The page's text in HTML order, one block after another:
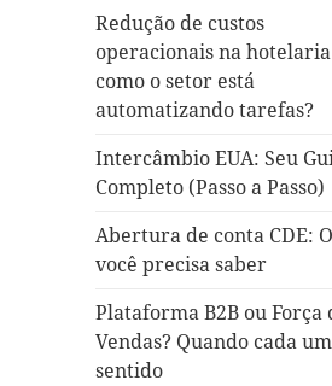
Redução de custos
operacionais na
como o setor está
automatizando tarefas?
Intercâmbio EUA: Seu
Completo (Passo a Passo)
Abertura de conta CDE:
você precisa saber
Plataforma B2B ou Força
Vendas? Quando cada
sentido